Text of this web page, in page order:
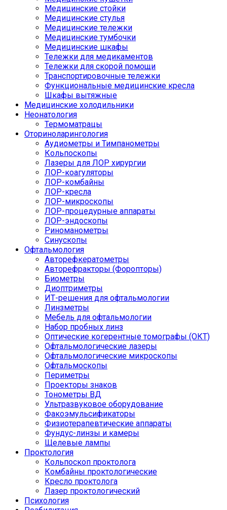
Медицинские стойки
Медицинские стулья
Медицинские тележки
Медицинские тумбочки
Медицинские шкафы
Тележки для медикаментов
Тележки для скорой помощи
Транспортировочные тележки
Функциональные медицинские кресла
Шкафы вытяжные
Медицинские холодильники
Неонатология
Термоматрацы
Оториноларингология
Аудиометры и Тимпанометры
Кольпоскопы
Лазеры для ЛОР хирургии
ЛОР-коагуляторы
ЛОР-комбайны
ЛОР-кресла
ЛОР-микроскопы
ЛОР-процедурные аппараты
ЛОР-эндоскопы
Риноманометры
Синускопы
Офтальмология
Авторефкератометры
Авторефракторы (Форопторы)
Биометры
Диоптриметры
ИТ-решения для офтальмологии
Линзметры
Мебель для офтальмологии
Набор пробных линз
Оптические когерентные томографы (ОКТ)
Офтальмологические лазеры
Офтальмологические микроскопы
Офтальмоскопы
Периметры
Проекторы знаков
Тонометры ВД
Ультразвуковое оборудование
Факоэмульсификаторы
Физиотерапевтические аппараты
Фундус-линзы и камеры
Щелевые лампы
Проктология
Кольпоскоп проктолога
Комбайны проктологические
Кресло проктолога
Лазер проктологический
Психология